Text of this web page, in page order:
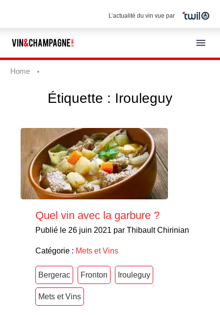
L’actualité du vin vue par
Français
Home
Étiquette : Irouleguy
Quel vin avec la garbure ?
Publié le 26 juin 2021 par Thibault Chirinian
Catégorie : Mets et Vins
Bergerac Fronton Irouleguy
Mets et Vins